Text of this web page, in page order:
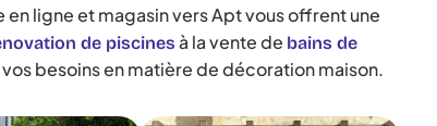
ligne et magasin vers Apt vous offrent une
de piscines à la vente de bains de
besoins en matière de décoration maison.